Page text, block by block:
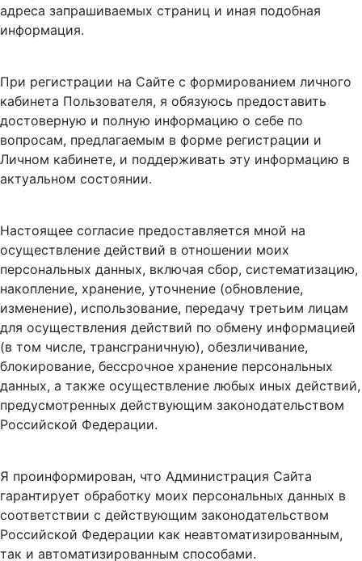
адреса запрашиваемых страниц и иная подобная
информация.
При регистрации на Сайте с формированием личного
кабинета Пользователя, я обязуюсь предоставить
достоверную и полную информацию о себе по
вопросам, предлагаемым в форме регистрации и
Личном кабинете, и поддерживать эту информацию в
актуальном состоянии.
Настоящее согласие предоставляется мной на
осуществление действий в отношении моих
персональных данных, включая сбор, систематизацию,
накопление, хранение, уточнение (обновление,
изменение), использование, передачу третьим лицам
для осуществления действий по обмену информацией
(в том числе, трансграничную), обезличивание,
блокирование, бессрочное хранение персональных
данных, а также осуществление любых иных действий,
предусмотренных действующим законодательством
Российской Федерации.
Я проинформирован, что Администрация Сайта
гарантирует обработку моих персональных данных в
соответствии с действующим законодательством
Российской Федерации как неавтоматизированным,
так и автоматизированным способами.